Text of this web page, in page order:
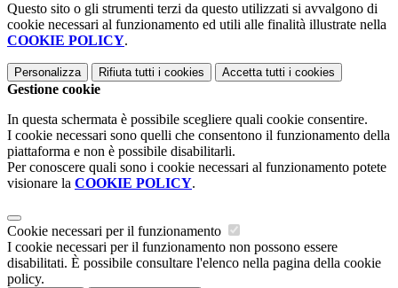
Questo sito o gli strumenti terzi da questo utilizzati si avvalgono di
cookie necessari al funzionamento ed utili alle finalità illustrate nella
COOKIE POLICY.
Personalizza Rifiuta tutti i cookies Accetta tutti i cookies
Gestione cookie
In questa schermata è possibile scegliere quali cookie consentire.
I cookie necessari sono quelli che consentono il funzionamento della
piattaforma e non è possibile disabilitarli.
Per conoscere quali sono i cookie necessari al funzionamento potete
visionare la COOKIE POLICY.
Cookie necessari per il funzionamento
I cookie necessari per il funzionamento non possono essere
disabilitati. È possibile consultare l'elenco nella pagina della cookie
policy.